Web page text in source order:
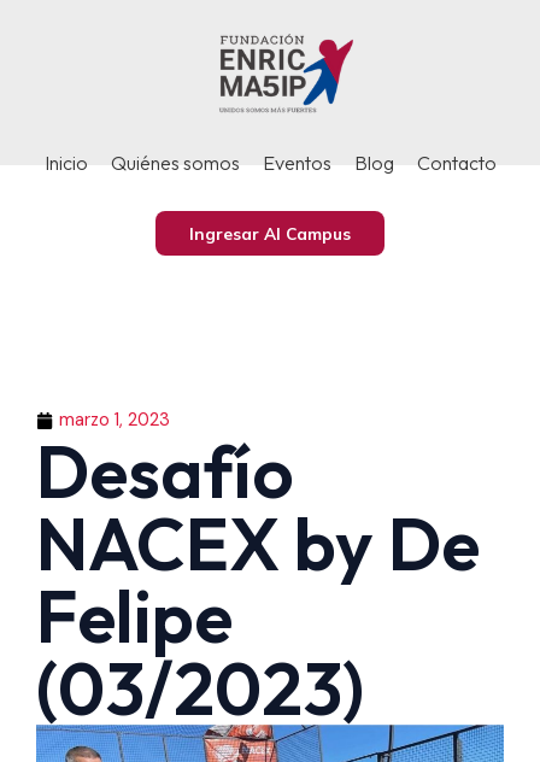
Inicio Quiénes somos Eventos Blog Contacto
Ingresar Al Campus
marzo 1, 2023
Desafío
NACEX by De
Felipe
(03/2023)